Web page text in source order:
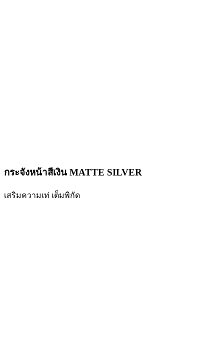
กระจังหน้าสีเงิน MATTE SILVER
เสริมความเท่ เต็มพิกัด